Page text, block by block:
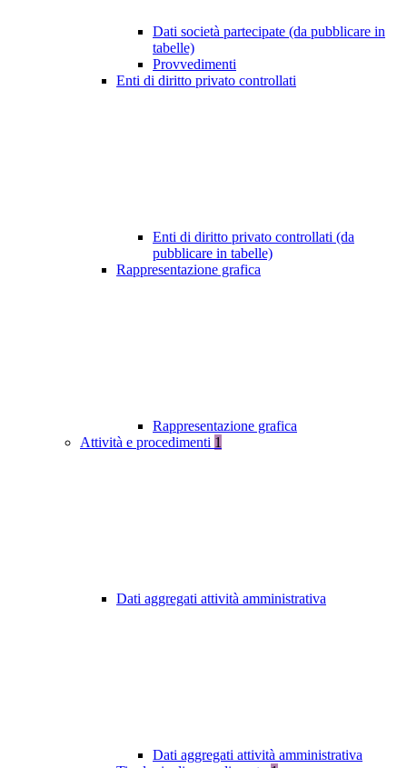
Dati società partecipate (da pubblicare in
tabelle)
Provvedimenti
Enti di diritto privato controllati
Enti di diritto privato controllati (da
pubblicare in tabelle)
Rappresentazione grafica
Rappresentazione grafica
Attività e procedimenti 1
Dati aggregati attività amministrativa
Dati aggregati attività amministrativa